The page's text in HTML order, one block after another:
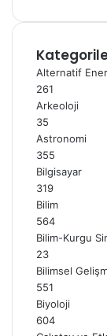
Alternatif
261
Arkeoloji
35
Astronomi
355
Bilgisayar
319
Bilim
564
Bilim-Kurgu
23
Bilimsel
551
Biyoloji
604